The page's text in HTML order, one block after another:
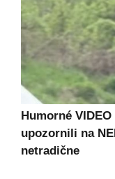
Humorné
upozornili na
netradične